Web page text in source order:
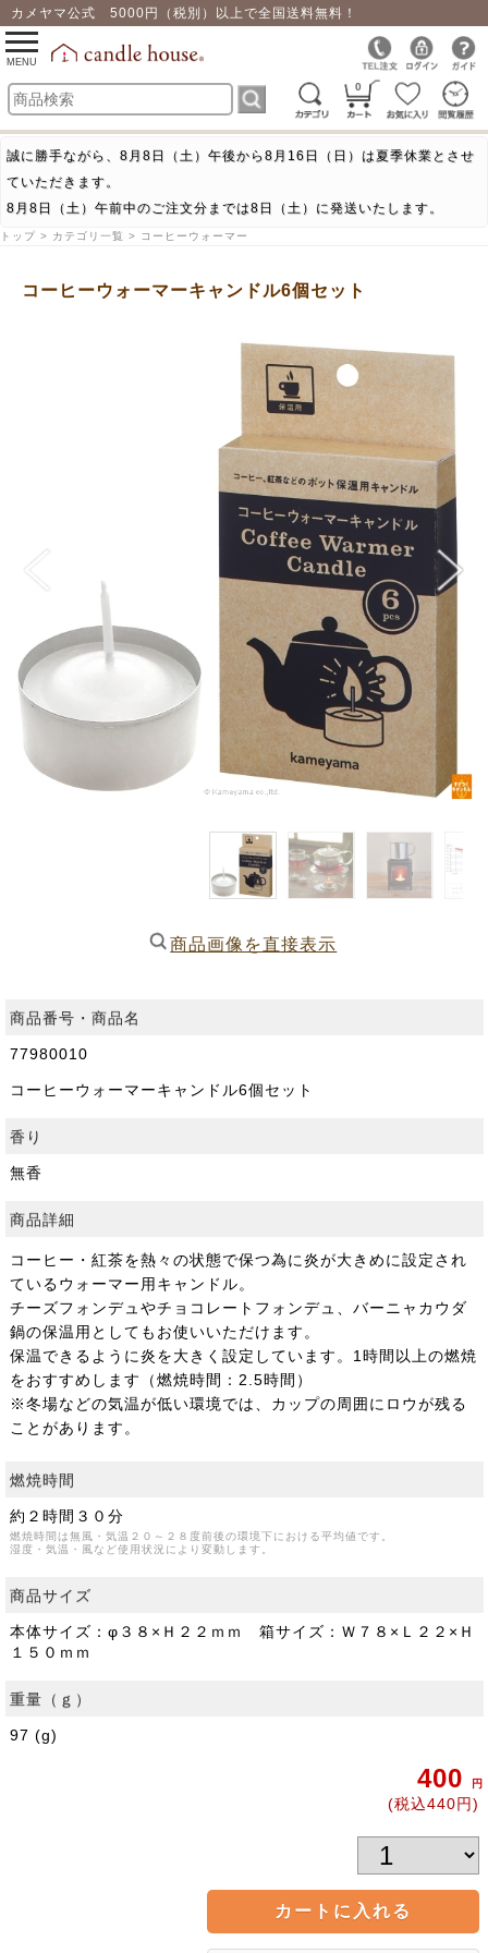
カメヤマ公式 5000円（税別）以上で全国送料無料！
0
toggle
navigation
MENU
誠に勝手ながら、8月8日（土）午後から8月16日（日）は夏季休業とさせ
ていただきます。
8月8日（土）午前中のご注文分までは8日（土）に発送いたします。
トップ > カテゴリ一覧 > コーヒーウォーマー
コーヒーウォーマーキャンドル6個セット
商品画像を直接表示
商品番号・商品名
77980010
コーヒーウォーマーキャンドル6個セット
香り
無香
商品詳細
コーヒー・紅茶を熱々の状態で保つ為に炎が大きめに設定され
ているウォーマー用キャンドル。
チーズフォンデュやチョコレートフォンデュ、バーニャカウダ
鍋の保温用としてもお使いいただけます。
保温できるように炎を大きく設定しています。1時間以上の燃焼
をおすすめします（燃焼時間：2.5時間）
※冬場などの気温が低い環境では、カップの周囲にロウが残る
ことがあります。
燃焼時間
約２時間３０分
燃焼時間は無風・気温２０～２８度前後の環境下における平均値です。
湿度・気温・風など使用状況により変動します。
商品サイズ
本体サイズ：φ３８×Ｈ２２ｍｍ 箱サイズ：Ｗ７８×Ｌ２２×Ｈ
１５０ｍｍ
重量（ｇ）
97 (g)
400 円
(税込440円)